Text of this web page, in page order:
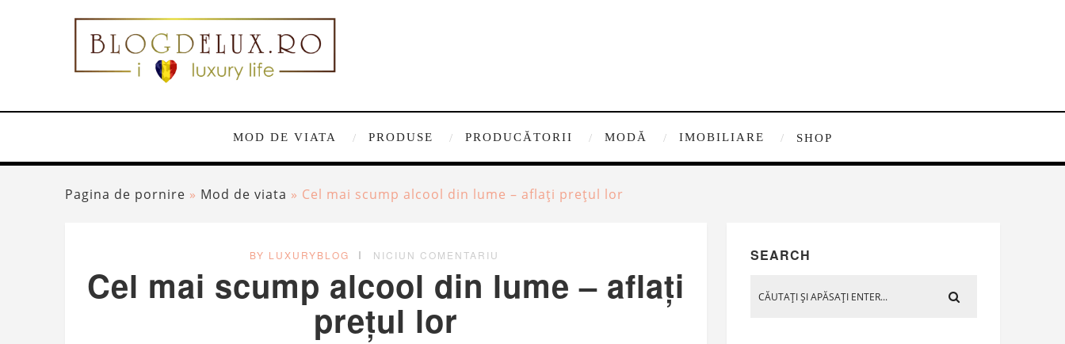
MOD DE VIATA PRODUSE PRODUCĂTORII MODĂ IMOBILIARE SHOP
Pagina de pornire » Mod de viata » Cel mai scump alcool din lume – aflați prețul lor
BY LUXURYBLOG NICIUN COMENTARIU
Cel mai scump alcool din lume – aflați
prețul lor
SEARCH